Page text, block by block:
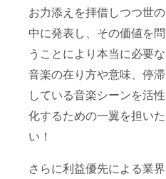
お力添えを拝借しつつ世の
中に発表し、その価値を問
うことにより本当に必要な
音楽の在り方や意味、停滞
している音楽シーンを活性
化するための一翼を担いた
い！
さらに利益優先による業界